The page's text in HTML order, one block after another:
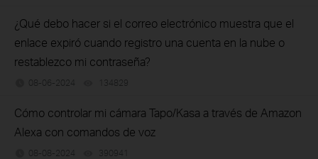
¿Qué debo hacer si el correo electrónico muestra que el
enlace expiró cuando registro una cuenta en la nube o
restablezco mi contraseña?
08-06-2024 134829
Cómo controlar mi cámara Tapo/Kasa a través de Amazon
Alexa con comandos de voz
08-08-2024 390941